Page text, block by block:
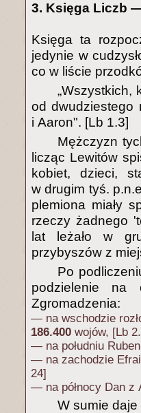
3. Księga Liczb
Księga ta
jedynie w
co w liście
„Wszystkich,
od dwudziestego
i Aaron". [Lb 1.3]
Mężczyzn
licząc Lewitów
kobiet, dzieci,
w drugim tyś.
plemiona miały
rzeczy żadnego
lat leżało w
przybyszów z
Po
podzielenie na
Zgromadzenia:
— na wschodzie
186.400 wojów, [Lb
— na południu
— na zachodzie
24]
— na północy Dan z
W sumie